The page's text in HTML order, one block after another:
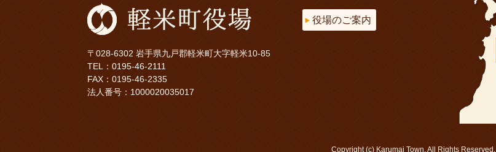
〒028-6302 岩手県九戸郡軽米町大字軽米10-85
TEL： 0195-46-2111
FAX：0195-46-2335
法人番号：1000020035017
役場のご案内
Copyright (c) Karumai Town. All Rights Reserved.